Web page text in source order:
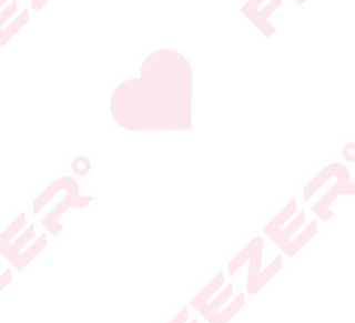
המידע המעודכן מופיע על
* טעות סופר בתיאור המוצר